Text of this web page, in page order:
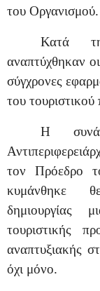
του Οργανισμού.
Κατά
αναπτύχθηκαν
σύγχρονες
του τουριστικού
Η
τον Πρόεδρο
κυμάνθηκε
δημιουργίας
τουριστικής
αναπτυξιακής
όχι μόνο.